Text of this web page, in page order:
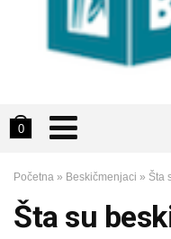
0
Početna » Beskičmenjaci » Šta
Šta su